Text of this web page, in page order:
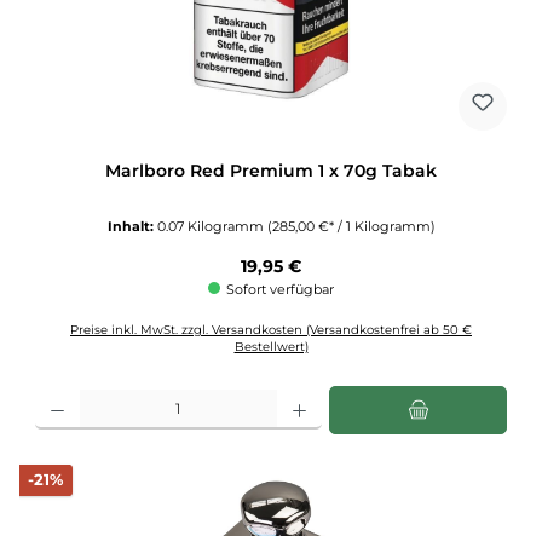
Marlboro Red Premium 1 x 70g Tabak
Inhalt: 0.07 Kilogramm (285,00 €* / 1 Kilogramm)
Regulärer Preis:
19,95 €
Sofort verfügbar
Preise inkl. MwSt. zzgl. Versandkosten (Versandkostenfrei ab 50 €
Bestellwert)
-21%Rabatt